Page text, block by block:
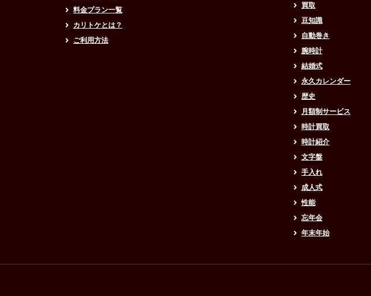
料金プラン一覧
カリトケとは？
ご利用方法
買取
豆知識
自動巻き
腕時計
結婚式
永久カレンダー
歴史
月額制サービス
時計買取
時計紹介
文字盤
手入れ
成人式
性能
忘年会
年末年始